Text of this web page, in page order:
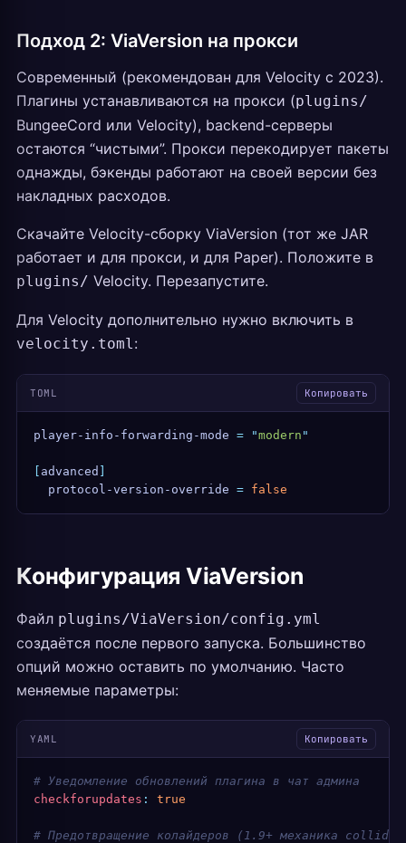
Подход 2: ViaVersion на прокси
Современный (рекомендован для Velocity с 2023).
Плагины устанавливаются на прокси (plugins/
BungeeCord или Velocity), backend-серверы
остаются “чистыми”. Прокси перекодирует пакеты
однажды, бэкенды работают на своей версии без
накладных расходов.
Скачайте Velocity-сборку ViaVersion (тот же JAR
работает и для прокси, и для Paper). Положите в
plugins/ Velocity. Перезапустите.
Для Velocity дополнительно нужно включить в
velocity.toml:
TOML Копировать
player-info-forwarding-mode = "modern "
advanced
  protocol-version-override
= false
Конфигурация ViaVersion
Файл plugins/ViaVersion/config.yml
создаётся после первого запуска. Большинство
опций можно оставить по умолчанию. Часто
меняемые параметры:
YAML Копировать
# Уведомление обновлений плагина в чат админа
checkforupdates : true
# Предотвращение колайдеров (1.9+ механика collide)